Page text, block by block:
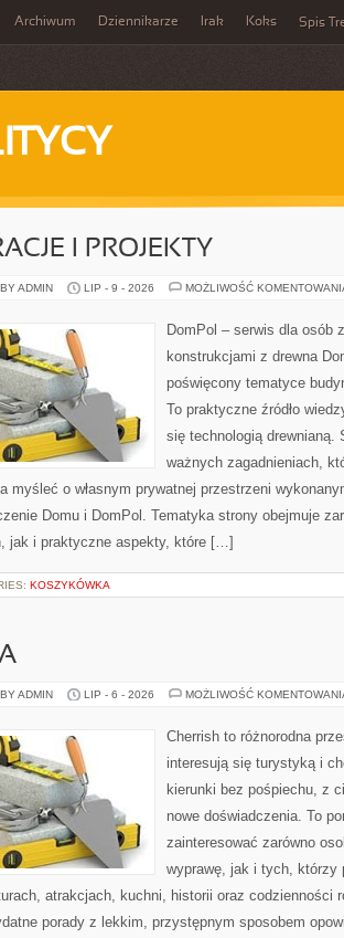
Archiwum Dziennikarze Irak Koks Spis
I PROJEKTY
ADMIN LIP - 9 - 2026 MOŻLIWOŚĆ
DomPol – serwis dla osób
konstrukcjami z drewna
poświęcony tematyce
To praktyczne źródło
się technologią drewnianą.
ważnych zagadnieniach,
myśleć o własnym prywatnej przestrzeni
Domu i DomPol. Tematyka strony obejmuje
jak i praktyczne aspekty, które […]
KOSZYKÓWKA
ADMIN LIP - 6 - 2026 MOŻLIWOŚĆ
Cherrish to różnorodna
interesują się turystyką i
kierunki bez pośpiechu, z
nowe doświadczenia. To
zainteresować zarówno
wyprawę, jak i tych, którzy
atrakcjach, kuchni, historii oraz codzienności
porady z lekkim, przystępnym sposobem